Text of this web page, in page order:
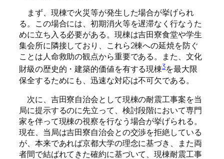
まず、現棟で火災等が発生した場合が挙げられ
る。この場合には、初期消火等を遅滞なく行なうた
めに立ち入る必要がある。現棟は吉田寮食堂や学生
集会所に隣接しており、これら2棟への延焼を防ぐ
ことは人命救助の観点から重要である。また、文化
財級の歴史的・建築的価値を有する現棟3を最大限
保全するためにも、迅速な対応は不可欠である。
次に、吉田寮自治会として現棟の耐震工事案を当
局に提示するのに先立って、検討段階において専門
家を伴って現棟の視察を行なう場合が挙げられる。
現在、当局は吉田寮自治会との交渉を拒絶している
が、本来であれば京都大学の理念に基づき、また両
者間で結ばれてきた確約に基づいて、現棟耐震工事